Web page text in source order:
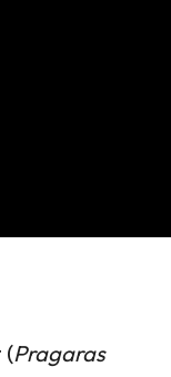
(Pragaras